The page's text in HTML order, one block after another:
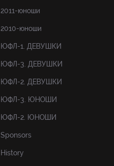
2011-юноши
2010-юноши
ЮФЛ-1. ДЕВУШКИ
ЮФЛ-3. ДЕВУШКИ
ЮФЛ-2. ДЕВУШКИ
ЮФЛ-3. ЮНОШИ
ЮФЛ-2. ЮНОШИ
Sponsors
History